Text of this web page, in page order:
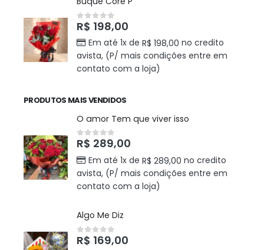
0out of 5
R$ 198,00
Em até 1x de R$ 198,00 no credito
avista, (P/ mais condições entre em
contato com a loja)
PRODUTOS MAIS VENDIDOS
O amor Tem que viver isso
0out of 5
R$ 289,00
Em até 1x de R$ 289,00 no credito
avista, (P/ mais condições entre em
contato com a loja)
Algo Me Diz
0out of 5
R$ 169,00